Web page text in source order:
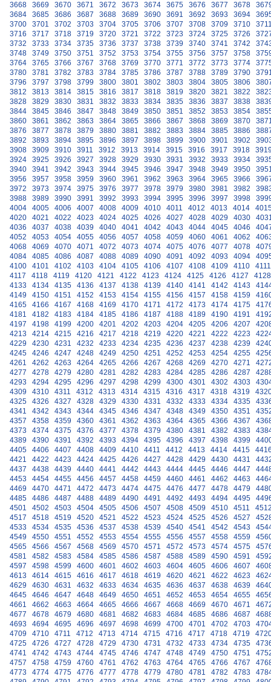
3668
3669 3670 3671 3672 3673 3674 3675 3676 3677 3678
3684
3685 3686 3687 3688 3689 3690 3691 3692 3693 3694
3700
3701 3702 3703 3704 3705 3706 3707 3708 3709 3710
3716
3717 3718 3719 3720 3721 3722 3723 3724 3725 3726
3732
3733 3734 3735 3736 3737 3738 3739 3740 3741 3742
3748
3749 3750 3751 3752 3753 3754 3755 3756 3757 3758
3764
3765 3766 3767 3768 3769 3770 3771 3772 3773 3774
3780
3781 3782 3783 3784 3785 3786 3787 3788 3789 3790
3796
3797 3798 3799 3800 3801 3802 3803 3804 3805 3806
3812
3813 3814 3815 3816 3817 3818 3819 3820 3821 3822
3828
3829 3830 3831 3832 3833 3834 3835 3836 3837 3838
3844
3845 3846 3847 3848 3849 3850 3851 3852 3853 3854
3860
3861 3862 3863 3864 3865 3866 3867 3868 3869 3870
3876
3877 3878 3879 3880 3881 3882 3883 3884 3885 3886
3892
3893 3894 3895 3896 3897 3898 3899 3900 3901 3902
3908
3909 3910 3911 3912 3913 3914 3915 3916 3917 3918
3924
3925 3926 3927 3928 3929 3930 3931 3932 3933 3934
3940
3941 3942 3943 3944 3945 3946 3947 3948 3949 3950
3956
3957 3958 3959 3960 3961 3962 3963 3964 3965 3966
3972
3973 3974 3975 3976 3977 3978 3979 3980 3981 3982
3988
3989 3990 3991 3992 3993 3994 3995 3996 3997 3998
4004
4005 4006 4007 4008 4009 4010 4011 4012 4013 4014
4020
4021 4022 4023 4024 4025 4026 4027 4028 4029 4030
4036
4037 4038 4039 4040 4041 4042 4043 4044 4045 4046
4052
4053 4054 4055 4056 4057 4058 4059 4060 4061 4062
4068
4069 4070 4071 4072 4073 4074 4075 4076 4077 4078
4084
4085 4086 4087 4088 4089 4090 4091 4092 4093 4094
4100
4101 4102 4103 4104 4105 4106 4107 4108 4109 4110
4111
4117
4118 4119 4120 4121 4122 4123 4124 4125 4126 4127
4128
4133
4134 4135 4136 4137 4138 4139 4140 4141 4142 4143
4149
4150 4151 4152 4153 4154 4155 4156 4157 4158 4159
4165
4166 4167 4168 4169 4170 4171 4172 4173 4174 4175
4181
4182 4183 4184 4185 4186 4187 4188 4189 4190 4191
4197
4198 4199 4200 4201 4202 4203 4204 4205 4206 4207
4213
4214 4215 4216 4217 4218 4219 4220 4221 4222 4223
4229
4230 4231 4232 4233 4234 4235 4236 4237 4238 4239
4245
4246 4247 4248 4249 4250 4251 4252 4253 4254 4255
4261
4262 4263 4264 4265 4266 4267 4268 4269 4270 4271
4277
4278 4279 4280 4281 4282 4283 4284 4285 4286 4287
4293
4294 4295 4296 4297 4298 4299 4300 4301 4302 4303
4309
4310 4311 4312 4313 4314 4315 4316 4317 4318 4319
4325
4326 4327 4328 4329 4330 4331 4332 4333 4334 4335
4341
4342 4343 4344 4345 4346 4347 4348 4349 4350 4351
4357
4358 4359 4360 4361 4362 4363 4364 4365 4366 4367
4373
4374 4375 4376 4377 4378 4379 4380 4381 4382 4383
4389
4390 4391 4392 4393 4394 4395 4396 4397 4398 4399
4405
4406 4407 4408 4409 4410 4411 4412 4413 4414 4415
4421
4422 4423 4424 4425 4426 4427 4428 4429 4430 4431
4437
4438 4439 4440 4441 4442 4443 4444 4445 4446 4447
4453
4454 4455 4456 4457 4458 4459 4460 4461 4462 4463
4469
4470 4471 4472 4473 4474 4475 4476 4477 4478 4479
4485
4486 4487 4488 4489 4490 4491 4492 4493 4494 4495
4501
4502 4503 4504 4505 4506 4507 4508 4509 4510 4511
4517
4518 4519 4520 4521 4522 4523 4524 4525 4526 4527
4533
4534 4535 4536 4537 4538 4539 4540 4541 4542 4543
4549
4550 4551 4552 4553 4554 4555 4556 4557 4558 4559
4565
4566 4567 4568 4569 4570 4571 4572 4573 4574 4575
4581
4582 4583 4584 4585 4586 4587 4588 4589 4590 4591
4597
4598 4599 4600 4601 4602 4603 4604 4605 4606 4607
4613
4614 4615 4616 4617 4618 4619 4620 4621 4622 4623
4629
4630 4631 4632 4633 4634 4635 4636 4637 4638 4639
4645
4646 4647 4648 4649 4650 4651 4652 4653 4654 4655
4661
4662 4663 4664 4665 4666 4667 4668 4669 4670 4671
4677
4678 4679 4680 4681 4682 4683 4684 4685 4686 4687
4693
4694 4695 4696 4697 4698 4699 4700 4701 4702 4703
4709
4710 4711 4712 4713 4714 4715 4716 4717 4718 4719
4725
4726 4727 4728 4729 4730 4731 4732 4733 4734 4735
4741
4742 4743 4744 4745 4746 4747 4748 4749 4750 4751
4757
4758 4759 4760 4761 4762 4763 4764 4765 4766 4767
4773
4774 4775 4776 4777 4778 4779 4780 4781 4782 4783